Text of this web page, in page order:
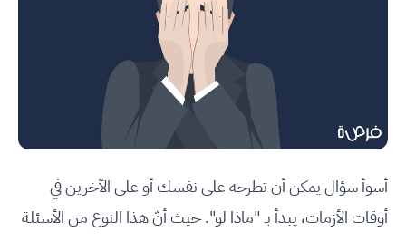
أسوأ سؤال يمكن أن تطرحه على نفسك أو على الآخرين في
أوقات الأزمات، يبدأ بـ "ماذا لو". حيث أنّ هذا النوع من الأسئلة